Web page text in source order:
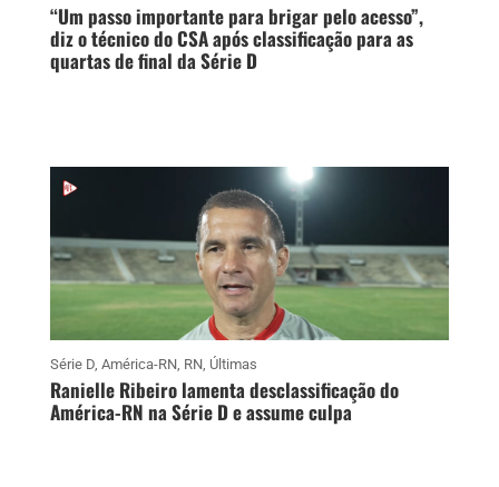
“Um passo importante para brigar pelo acesso”,
diz o técnico do CSA após classificação para as
quartas de final da Série D
Série D, América-RN, RN, Últimas
Ranielle Ribeiro lamenta desclassificação do
América-RN na Série D e assume culpa